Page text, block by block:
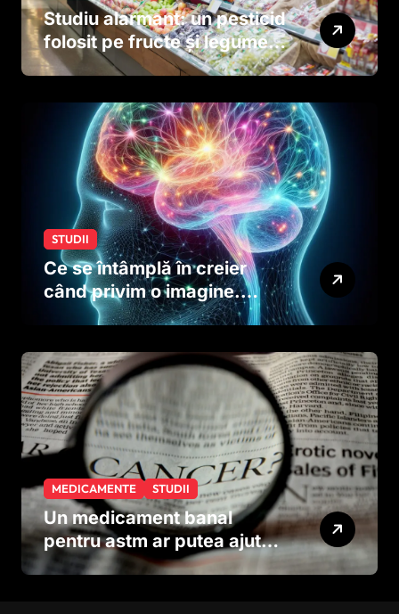
Studiu alarmant: un pesticid
folosit pe fructe și legume
ar putea afecta dezvoltarea
dinainte de naștere
STUDII
Ce se întâmplă în creier
când privim o imagine.
Studiul care explică rolul
MEDICAMENTE STUDII
Un medicament banal
pentru astm ar putea ajuta
în lupta împotriva